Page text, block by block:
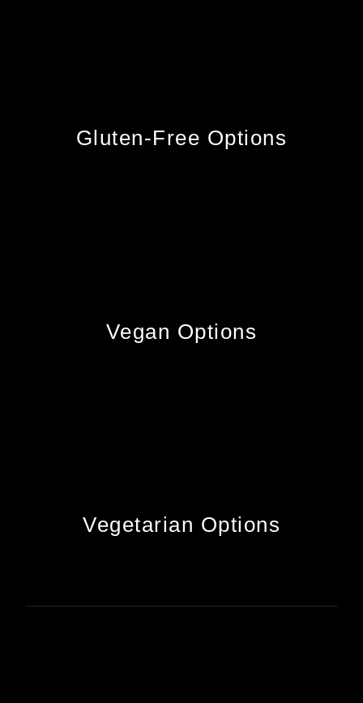
Gluten-Free Options
Vegan Options
Vegetarian Options